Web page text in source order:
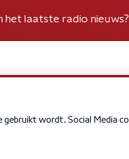
laatste radio nieuws?